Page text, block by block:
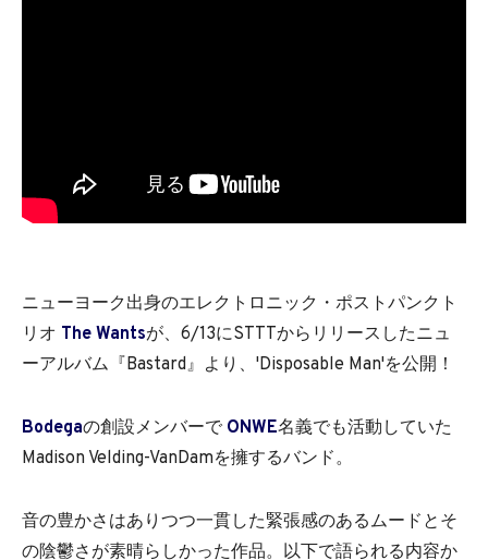
ニューヨーク出身のエレクトロニック・ポストパンクト
リオ The Wantsが、6/13にSTTTからリリースしたニュ
ーアルバム『Bastard』より、'Disposable Man'を公開！
Bodegaの創設メンバーで ONWE名義でも活動していた
Madison Velding-VanDamを擁するバンド。
音の豊かさはありつつ一貫した緊張感のあるムードとそ
の陰鬱さが素晴らしかった作品。以下で語られる内容か